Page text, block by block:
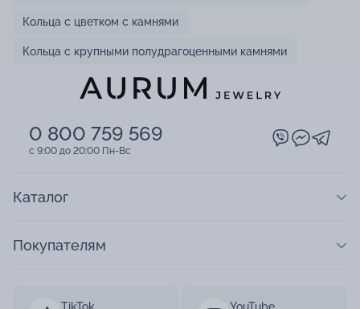
Кольца с цветком с камнями
Кольца с крупными полудрагоценными камнями
0 800 759 569
c 9:00 до 20:00 Пн-Вс
Каталог
Покупателям